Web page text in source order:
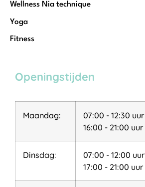
Wellness Nia technique
Yoga
Fitness
Openingstijden
Maandag:
07:00 - 12:30 uur
16:00 - 21:00 uur
Dinsdag:
07:00 - 12:00 uur
17:00 - 21:00 uur